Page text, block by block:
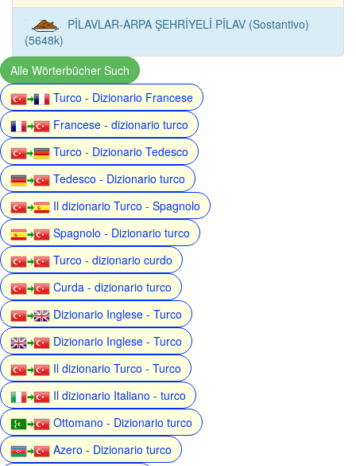
PİLAVLAR-ARPA ŞEHRİYELİ PİLAV (Sostantivo)
(5648k)
Alle Wörterbücher Such
Turco - Dizionario Francese
Francese - dizionario turco
Turco - Dizionario Tedesco
Tedesco - Dizionario turco
Il dizionario Turco - Spagnolo
Spagnolo - Dizionario turco
Turco - dizionario curdo
Curda - dizionario turco
Dizionario Inglese - Turco
Dizionario Inglese - Turco
Il dizionario Turco - Turco
Il dizionario Italiano - turco
Ottomano - Dizionario turco
Azero - Dizionario turco